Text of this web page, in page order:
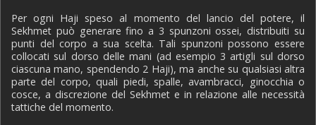
Per ogni Haji speso al momento del lancio del potere, il
Sekhmet può generare fino a 3 spunzoni ossei, distribuiti su
punti del corpo a sua scelta. Tali spunzoni possono essere
collocati sul dorso delle mani (ad esempio 3 artigli sul dorso
ciascuna mano, spendendo 2 Haji), ma anche su qualsiasi altra
parte del corpo, quali piedi, spalle, avambracci, ginocchia o
cosce, a discrezione del Sekhmet e in relazione alle necessità
tattiche del momento.